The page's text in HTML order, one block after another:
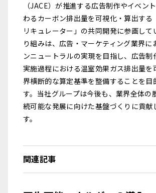
（JACE）が推進する広告制作やイベン
わるカーボン排出量を可視化・算出する
リキュレーター」の共同開発に参画して
り組みは、広告・マーケティング業界に
ンニュートラルの実現を目指し、広告制
実施過程における温室効果ガス排出量を
界横断的な算定基準を整備することを目
す。当社グループは今後も、業界全体の
続可能な発展に向けた基盤づくりに貢献
す。
関連記事